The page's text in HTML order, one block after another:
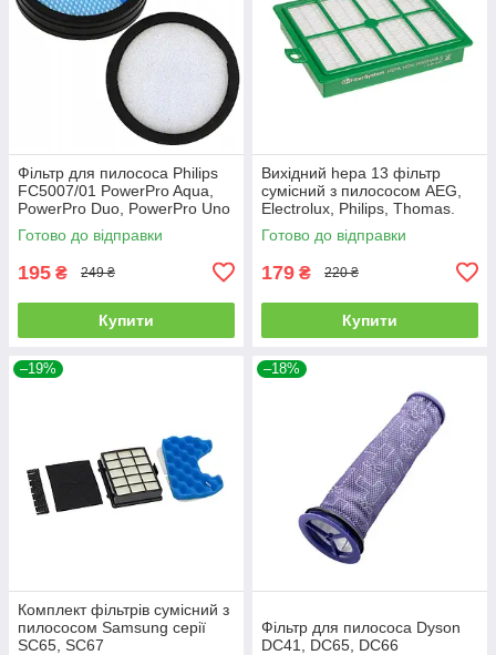
Фільтр для пилососа Philips
FC5007/01 PowerPro Aqua,
PowerPro Duo, PowerPro Uno
Готово до відправки
195 ₴ 249 ₴
Купити
Вихідний hepa 13 фільтр
сумісний з пилососом AEG,
Electrolux, Philips, Thomas.
Готово до відправки
179 ₴ 220 ₴
Купити
–19%
Комплект фільтрів сумісний з
пилососом Samsung серії
SC65, SC67
–18%
Фільтр для пилососа Dyson
DC41, DC65, DC66